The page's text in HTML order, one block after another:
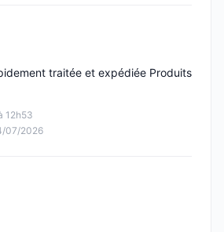
12h53
07/2026
traitée et expédiée Produits